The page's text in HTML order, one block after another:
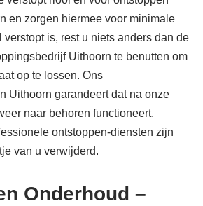
en zorgen hiermee voor minimale
verstopt is, rest u niets anders dan de
Uithoorn te benutten om
op te lossen. Ons
Uithoorn garandeert dat na onze
naar behoren functioneert.
ontstoppen-diensten zijn
van u verwijderd.
Onderhoud –